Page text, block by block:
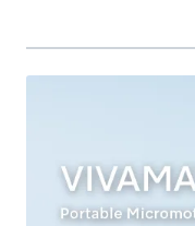
Hygiene